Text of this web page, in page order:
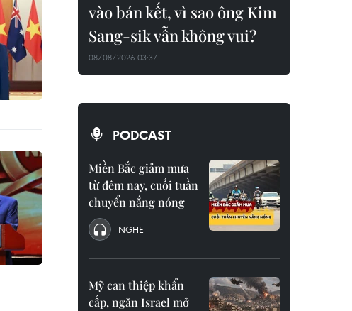
vào bán kết, vì sao ông Kim
Sang-sik vẫn không vui?
08/08/2026 03:37
PODCAST
Miền Bắc giảm mưa
từ đêm nay, cuối tuần
chuyển nắng nóng
NGHE
Mỹ can thiệp khẩn
cấp, ngăn Israel mở